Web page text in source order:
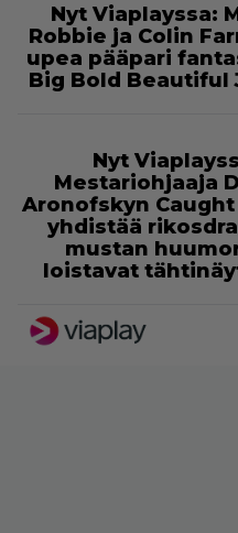
Nyt Viaplayssa:
Robbie ja Colin
upea pääpari
Big Bold Beautiful
Nyt
Mestariohjaaja
Aronofskyn
yhdistää
mustan
loistavat